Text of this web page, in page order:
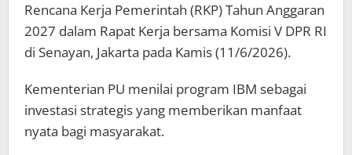
Rencana Kerja Pemerintah (RKP) Tahun Anggaran
2027 dalam Rapat Kerja bersama Komisi V DPR RI
di Senayan, Jakarta pada Kamis (11/6/2026).
Kementerian PU menilai program IBM sebagai
investasi strategis yang memberikan manfaat
nyata bagi masyarakat.